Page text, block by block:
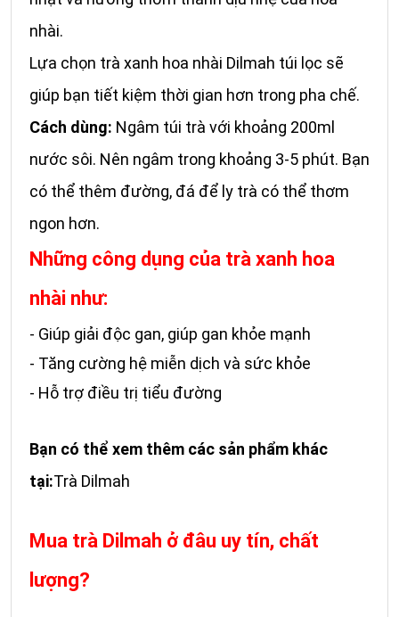
nhài.
Lựa chọn trà xanh hoa nhài Dilmah túi lọc sẽ
giúp bạn tiết kiệm thời gian hơn trong pha chế.
Cách dùng: Ngâm túi trà với khoảng 200ml
nước sôi. Nên ngâm trong khoảng 3-5 phút. Bạn
có thể thêm đường, đá để ly trà có thể thơm
ngon hơn.
Những công dụng của trà xanh hoa
nhài như:
- Giúp giải độc gan, giúp gan khỏe mạnh
- Tăng cường hệ miễn dịch và sức khỏe
- Hỗ trợ điều trị tiểu đường
Bạn có thể xem thêm các sản phẩm khác
tại:Trà Dilmah
Mua trà Dilmah ở đâu uy tín, chất
lượng?